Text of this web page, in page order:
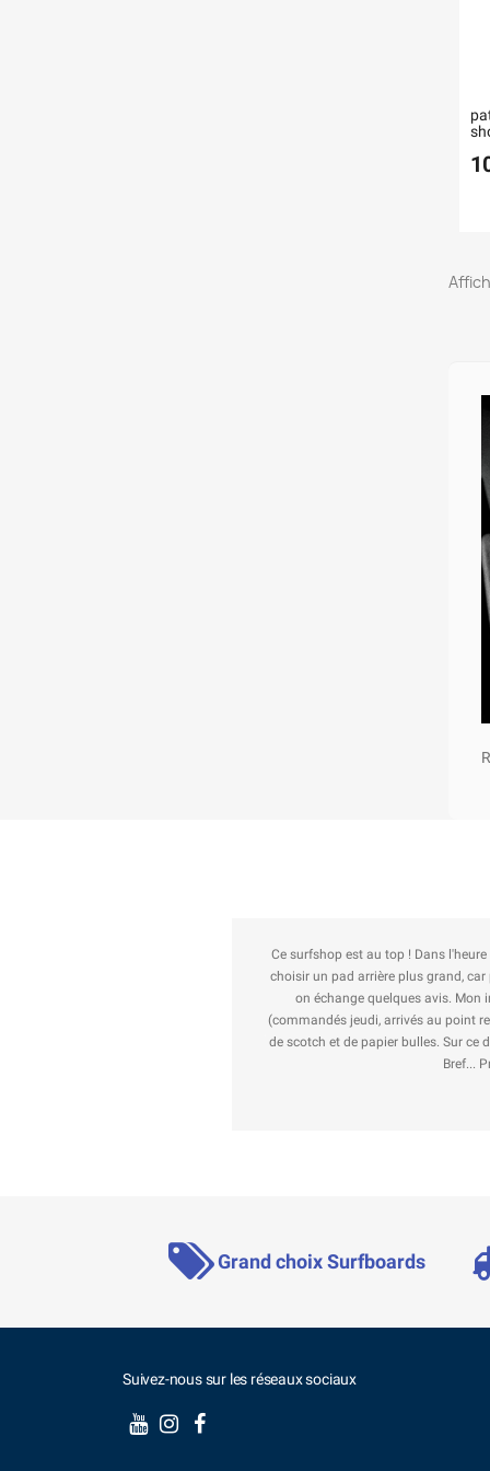
(Fish LibxLost + set de quad + leash et pads), un gars du shop
de board (il me fait cadeau des 2 euros de différence). Il prend le temps de
passionné et vraiment bonard. La planche et le matos sont expédiés et reçus
tout est impeccable. La planche est bien protégée dans le carton à
et un message sympa. En prime une demi douzaine de stickers du shop et
passion et esprit surf à l'ancienne. Un shop excellent ! Je le recommande !
Grand choix Surfboards
Suivez-nous sur les réseaux sociaux